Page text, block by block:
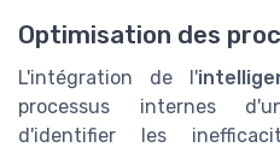
Optimisation des
L'intégration de l'
processus internes
d'identifier les